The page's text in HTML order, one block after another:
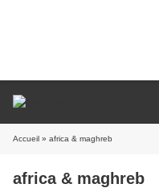
Accueil » africa & maghreb
africa & maghreb